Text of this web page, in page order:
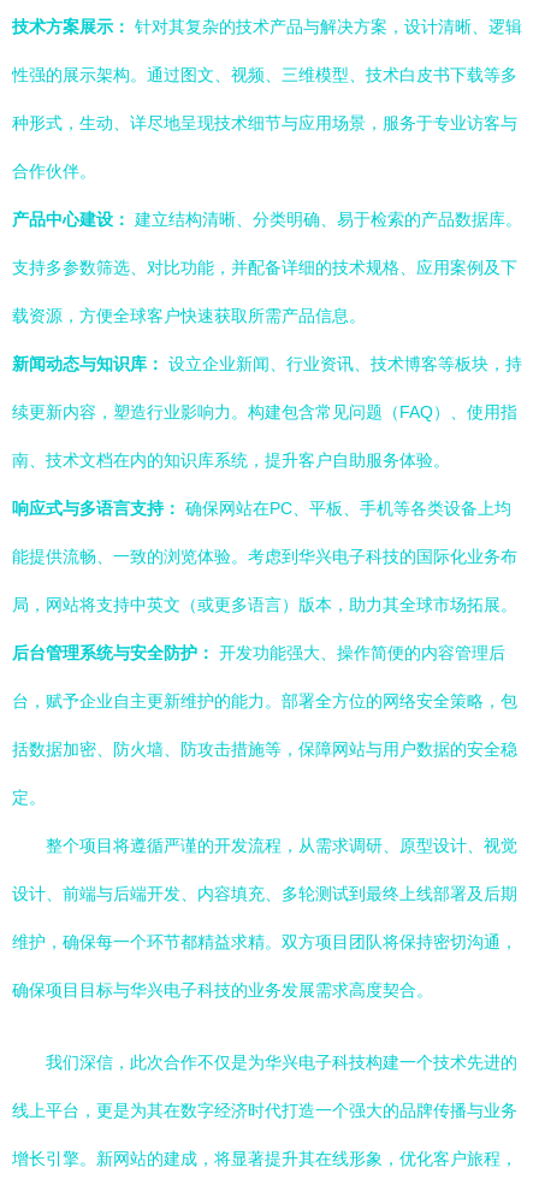
技术方案展示： 针对其复杂的技术产品与解决方案，设计清晰、逻辑
性强的展示架构。通过图文、视频、三维模型、技术白皮书下载等多
种形式，生动、详尽地呈现技术细节与应用场景，服务于专业访客与
合作伙伴。
产品中心建设： 建立结构清晰、分类明确、易于检索的产品数据库。
支持多参数筛选、对比功能，并配备详细的技术规格、应用案例及下
载资源，方便全球客户快速获取所需产品信息。
新闻动态与知识库： 设立企业新闻、行业资讯、技术博客等板块，持
续更新内容，塑造行业影响力。构建包含常见问题（FAQ）、使用指
南、技术文档在内的知识库系统，提升客户自助服务体验。
响应式与多语言支持： 确保网站在PC、平板、手机等各类设备上均
能提供流畅、一致的浏览体验。考虑到华兴电子科技的国际化业务布
局，网站将支持中英文（或更多语言）版本，助力其全球市场拓展。
后台管理系统与安全防护： 开发功能强大、操作简便的内容管理后
台，赋予企业自主更新维护的能力。部署全方位的网络安全策略，包
括数据加密、防火墙、防攻击措施等，保障网站与用户数据的安全稳
定。
整个项目将遵循严谨的开发流程，从需求调研、原型设计、视觉
设计、前端与后端开发、内容填充、多轮测试到最终上线部署及后期
维护，确保每一个环节都精益求精。双方项目团队将保持密切沟通，
确保项目目标与华兴电子科技的业务发展需求高度契合。
我们深信，此次合作不仅是为华兴电子科技构建一个技术先进的
线上平台，更是为其在数字经济时代打造一个强大的品牌传播与业务
增长引擎。新网站的建成，将显著提升其在线形象，优化客户旅程，